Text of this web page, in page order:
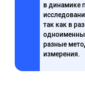
в динамике
так как в
разные
измерения.